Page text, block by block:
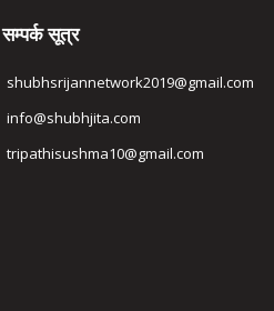
सम्पर्क सूत्र
shubhsrijannetwork2019@gmail.com
info@shubhjita.com
tripathisushma10@gmail.com